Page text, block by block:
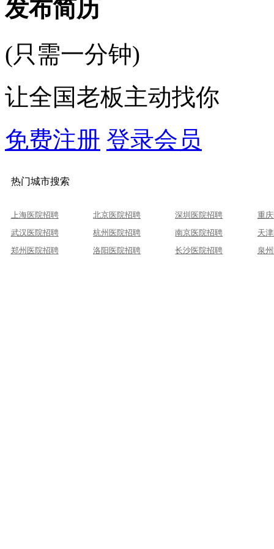
发布简历
(只需一分钟)
让全国老板主动找你
免费注册 登录会员
热门城市搜索
上海医院招聘 北京医院招聘 深圳医院招聘
重
武汉医院招聘
杭州医院招聘 南京医院招聘
天
郑州医院招聘
洛阳医院招聘 长沙医院招聘 泉